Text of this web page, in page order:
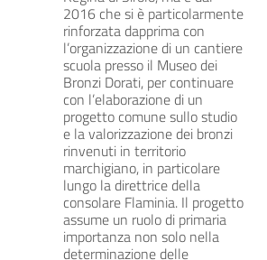
2016 che si è particolarmente
rinforzata dapprima con
l’organizzazione di un cantiere
scuola presso il Museo dei
Bronzi Dorati, per continuare
con l’elaborazione di un
progetto comune sullo studio
e la valorizzazione dei bronzi
rinvenuti in territorio
marchigiano, in particolare
lungo la direttrice della
consolare Flaminia. Il progetto
assume un ruolo di primaria
importanza non solo nella
determinazione delle